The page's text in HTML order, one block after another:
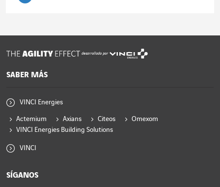
desarrollado por
SABER MÁS
VINCI Energies
Actemium Axians Citeos
Omexom
VINCI Energies Building Solutions
VINCI
SÍGANOS